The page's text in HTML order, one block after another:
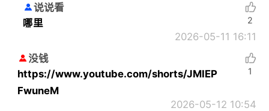
说说看
哪里
2026-05-11 16:11
2
没钱
https://www.youtube.com/shorts/JMIEP
FwuneM
2026-05-12 10:54
1